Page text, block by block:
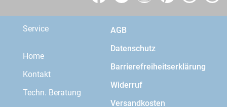
Service
Home
Kontakt
Techn. Beratung
AGB
Datenschutz
Barrierefreiheitserklärung
Widerruf
Versandkosten